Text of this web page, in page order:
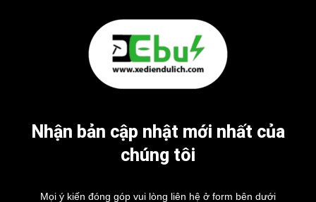
Nhận bản cập nhật mới nhất của
chúng tôi
Mọi ý kiến đóng góp vui lòng liên hệ ở form bên dưới